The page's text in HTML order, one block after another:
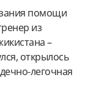
помощи
из
–
открылось
легочная